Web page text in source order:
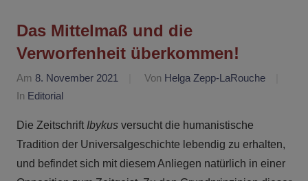
Das Mittelmaß und die
Verworfenheit überkommen!
Am 8. November 2021 Von Helga Zepp-LaRouche
In Editorial
Die Zeitschrift Ibykus versucht die humanistische
Tradition der Universalgeschichte lebendig zu erhalten,
und befindet sich mit diesem Anliegen natürlich in einer